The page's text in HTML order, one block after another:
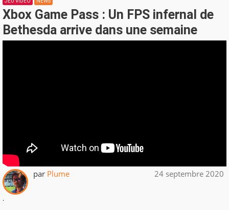
Xbox Game Pass : Un FPS infernal de
Bethesda arrive dans une semaine
par Plume 24 septembre 2020
.